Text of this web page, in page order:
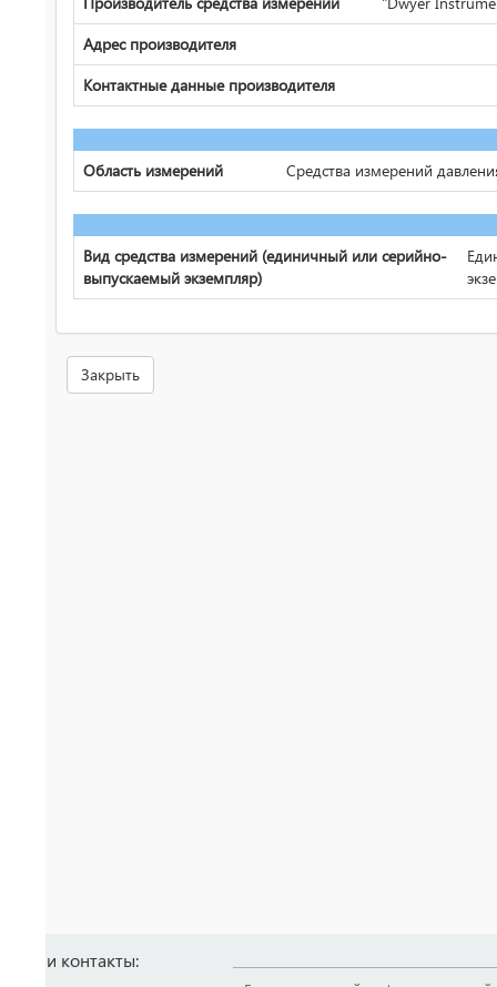
Адрес производителя
Контактные данные производителя
Область измерений Средства измерений
Вид средства измерений (единичный или серийно-
выпускаемый экземпляр)
Закрыть
Наши контакты: